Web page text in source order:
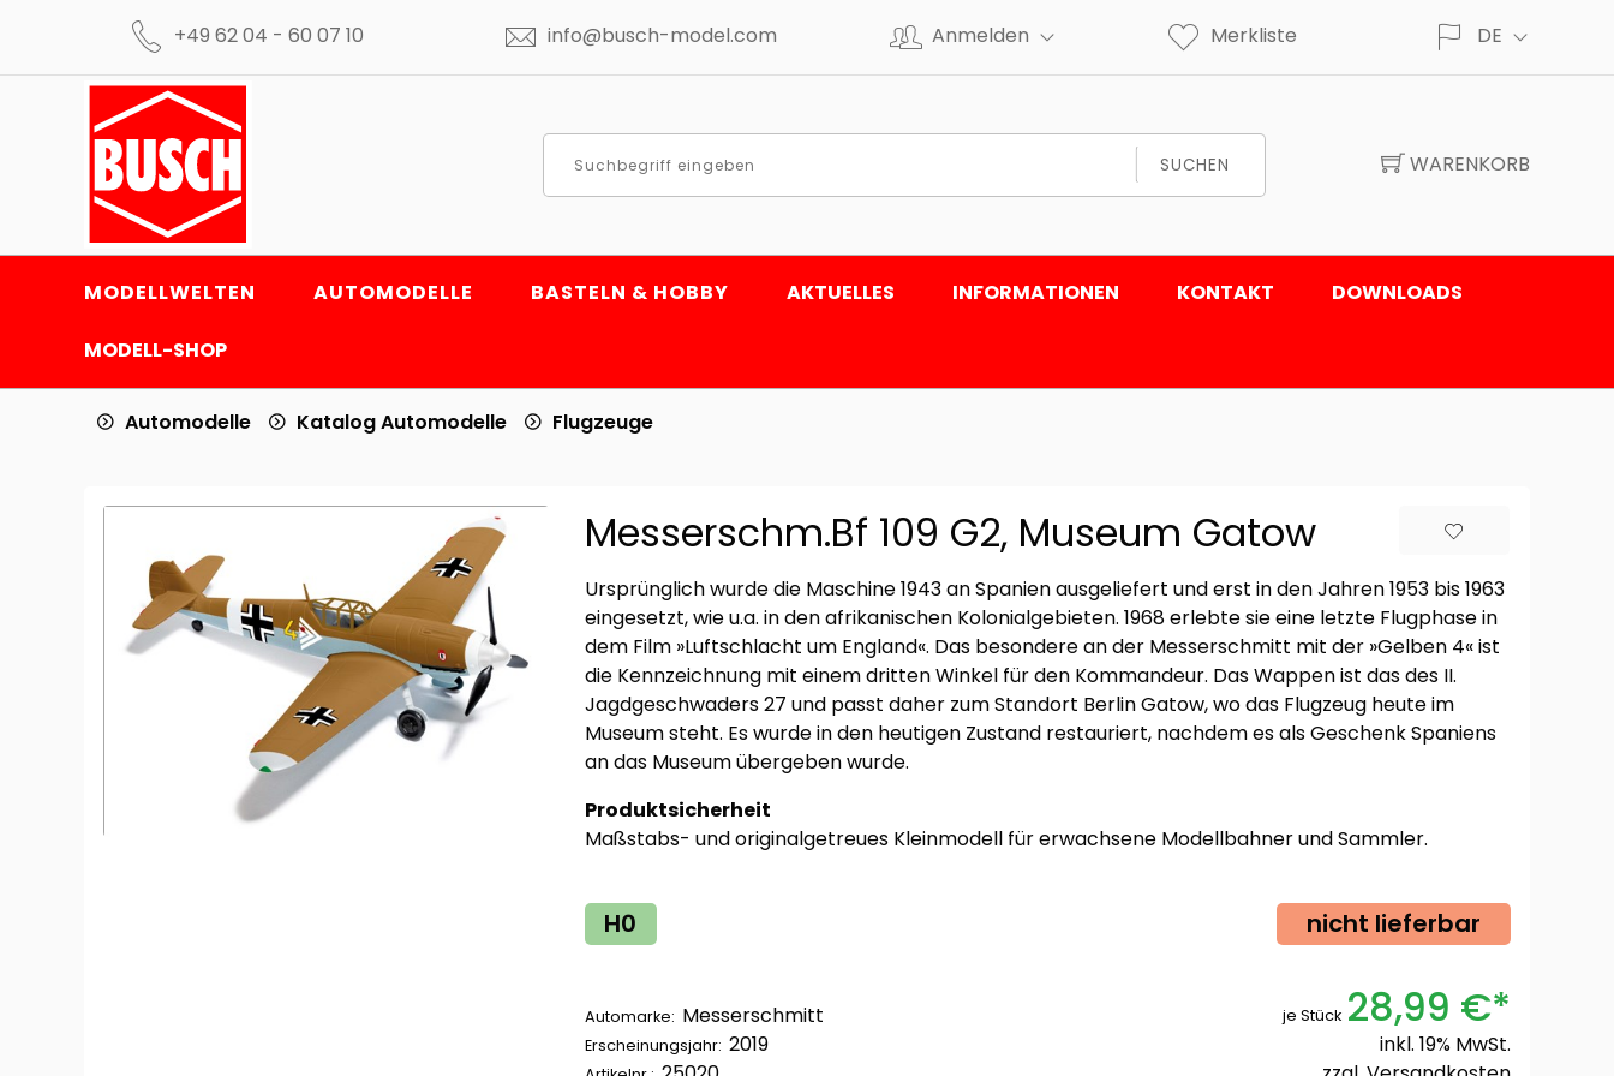
+49 62 04 - 60 07 10 info@busch-model.com Anmelden Merkliste DE
SUCHEN WARENKORB
MODELLWELTEN AUTOMODELLE BASTELN & HOBBY AKTUELLES INFORMATIONEN KONTAKT DOWNLOADS
MODELL-SHOP
Automodelle Katalog Automodelle Flugzeuge
Messerschm.Bf 109 G2, Museum Gatow
Ursprünglich wurde die Maschine 1943 an Spanien ausgeliefert und erst in den Jahren 1953 bis 1963
eingesetzt, wie u.a. in den afrikanischen Kolonialgebieten. 1968 erlebte sie eine letzte Flugphase in
dem Film »Luftschlacht um England«. Das besondere an der Messerschmitt mit der »Gelben 4« ist
die Kennzeichnung mit einem dritten Winkel für den Kommandeur. Das Wappen ist das des II.
Jagdgeschwaders 27 und passt daher zum Standort Berlin Gatow, wo das Flugzeug heute im
Museum steht. Es wurde in den heutigen Zustand restauriert, nachdem es als Geschenk Spaniens
an das Museum übergeben wurde.
Produktsicherheit
Maßstabs- und originalgetreues Kleinmodell für erwachsene Modellbahner und Sammler.
H0 nicht lieferbar
Automarke: Messerschmitt
Erscheinungsjahr: 2019
je Stück 28,99 €*
inkl. 19% MwSt.